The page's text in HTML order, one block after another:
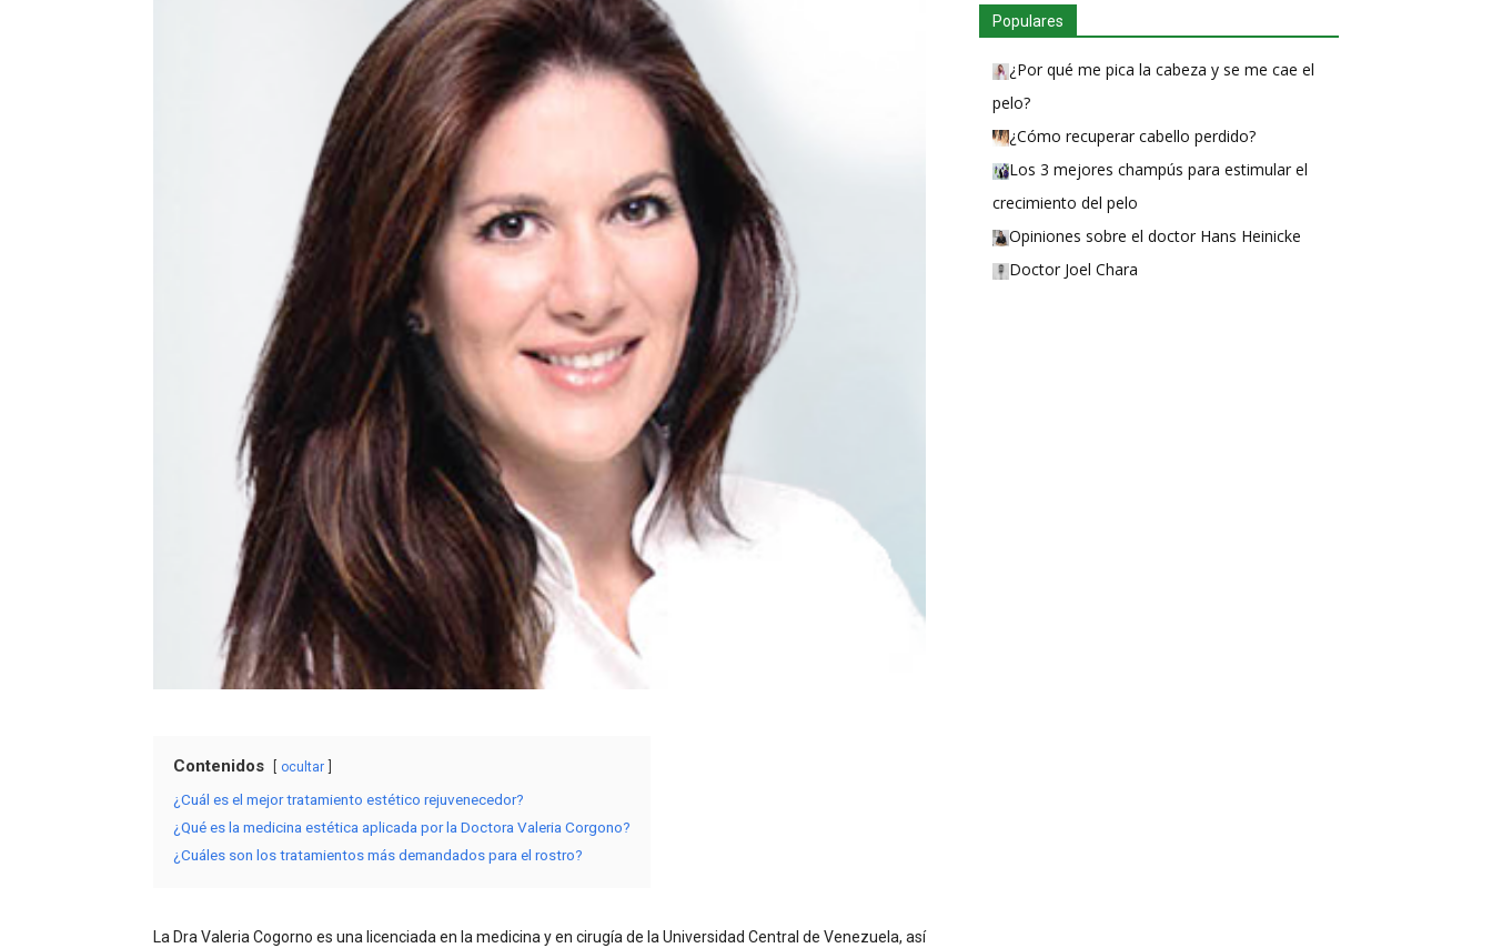
Contenidos ocultar
¿Cuál es el mejor tratamiento estético rejuvenecedor?
¿Qué es la medicina estética aplicada por la Doctora Valeria Corgono?
¿Cuáles son los tratamientos más demandados para el rostro?
La Dra Valeria Cogorno es una licenciada en la medicina y en cirugía de la Universidad Central de Venezuela, así
Populares
¿Por qué me pica la cabeza y se me cae el
pelo?
¿Cómo recuperar cabello perdido?
Los 3 mejores champús para estimular el
crecimiento del pelo
Opiniones sobre el doctor Hans Heinicke
Doctor Joel Chara